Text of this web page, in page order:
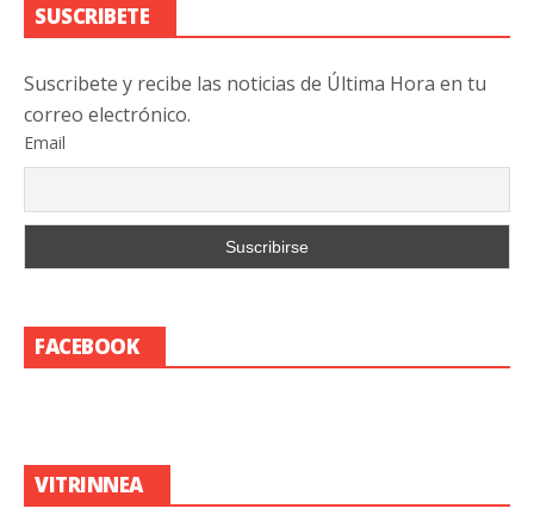
SUSCRIBETE
Suscribete y recibe las noticias de Última Hora en tu
correo electrónico.
Email
FACEBOOK
VITRINNEA